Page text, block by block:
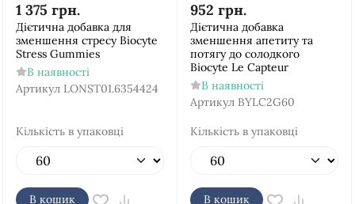
1 375 грн.
Дієтична добавка для
зменшення стресу Biocyte
Stress Gummies
В наявності
Артикул LONST01.6354424
Кількість в упаковці
В кошик
952 грн.
Дієтична добавка
зменшення апетиту та
потягу до солодкого
Biocyte Le Capteur
В наявності
Артикул BYLC2G60
Кількість в упаковці
В кошик